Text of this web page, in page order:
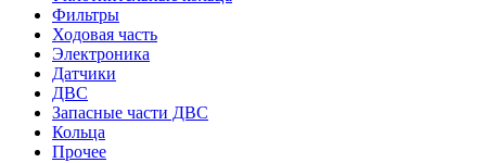
Фильтры
Ходовая часть
Электроника
Датчики
ДВС
Запасные части ДВС
Кольца
Прочее